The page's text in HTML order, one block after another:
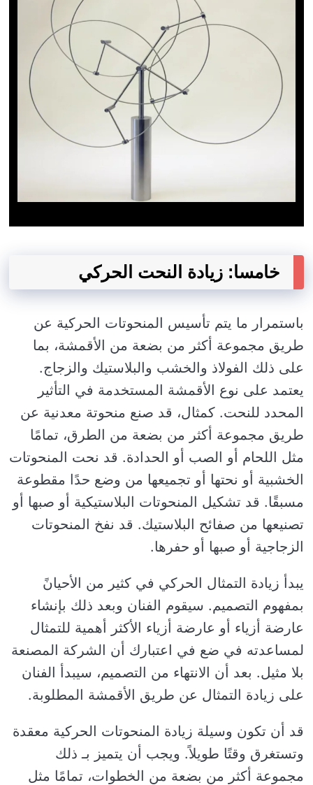
خامسا: زيادة النحت الحركي
باستمرار ما يتم تأسيس المنحوتات الحركية عن
طريق مجموعة أكثر من بضعة من الأقمشة، بما
على ذلك الفولاذ والخشب والبلاستيك والزجاج.
يعتمد على نوع الأقمشة المستخدمة في التأثير
المحدد للنحت. كمثال، قد صنع منحوتة معدنية عن
طريق مجموعة أكثر من بضعة من الطرق، تمامًا
مثل اللحام أو الصب أو الحدادة. قد نحت المنحوتات
الخشبية أو نحتها أو تجميعها من وضع حدًا مقطوعة
مسبقًا. قد تشكيل المنحوتات البلاستيكية أو صبها أو
تصنيعها من صفائح البلاستيك. قد نفخ المنحوتات
الزجاجية أو صبها أو حفرها.
يبدأ زيادة التمثال الحركي في كثير من الأحيانً
بمفهوم التصميم. سيقوم الفنان وبعد ذلك بإنشاء
عارضة أزياء أو عارضة أزياء الأكثر أهمية للتمثال
لمساعدته في ضع في اعتبارك أن الشركة المصنعة
بلا مثيل. بعد أن الانتهاء من التصميم، سيبدأ الفنان
على زيادة التمثال عن طريق الأقمشة المطلوبة.
قد أن تكون وسيلة زيادة المنحوتات الحركية معقدة
وتستغرق وقتًا طويلاً. ويجب أن يتميز بـ ذلك
مجموعة أكثر من بضعة من الخطوات، تمامًا مثل